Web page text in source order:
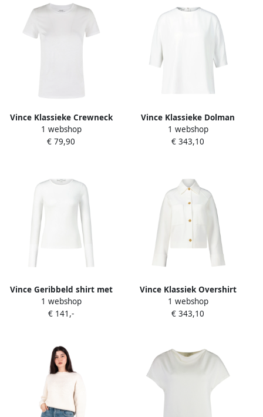
Vince Klassieke Crewneck
Sweater White Dames
1 webshop
€ 79,90
Vince Klassieke Dolman
Blouse Shirt White Dames
1 webshop
€ 343,10
Vince Geribbeld shirt met
lange mouwen van Pima-
katoen White Dames
1 webshop
€ 141,-
Vince Klassiek Overshirt
voor elke gelegenheid
White Dames
1 webshop
€ 343,10